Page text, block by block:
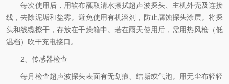
每次使用后，用软布蘸取清水擦拭超声波探头、主机外壳及连接
线，去除泥垢和盐雾。避免使用有机溶剂，防止腐蚀探头涂层。将探
头和线缆擦干，存放在干燥箱中。若在雨天使用后，需用热风枪（低
温档）吹干充电接口。
2、传感器检查
每月检查超声波探头表面有无划痕、结垢或气泡。用无尘布轻轻